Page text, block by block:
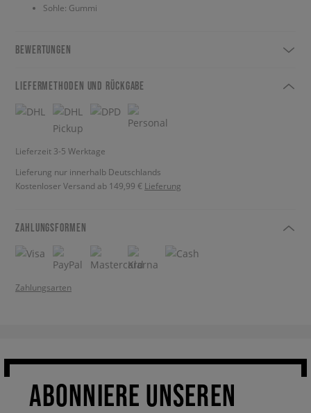
Sohle: Gummi
BEWERTUNGEN
LIEFERMETHODEN UND RÜCKGABE
Lieferzeit 3-5 Werktage
Lieferung nur innerhalb Deutschlands
Kostenloser Versand ab 149,99 € Lieferung
ZAHLUNGSFORMEN
Zahlungsarten
ABONNIERE UNSEREN